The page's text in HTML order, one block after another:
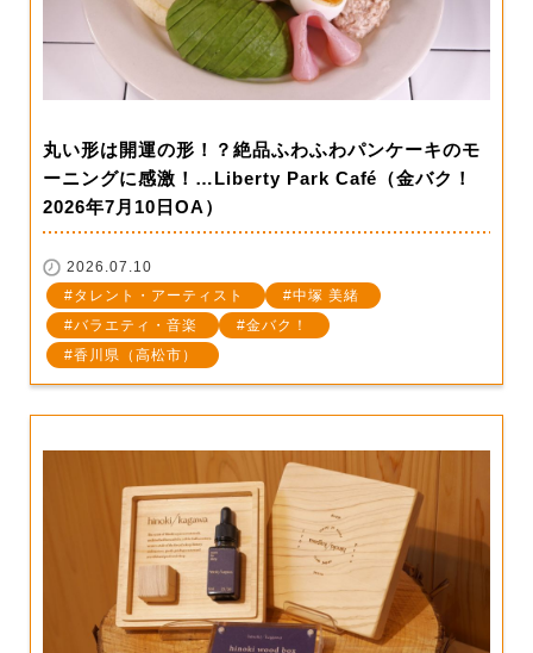
丸い形は開運の形！？絶品ふわふわパンケーキのモ
ーニングに感激！…Liberty Park Café（金バク！
2026年7月10日OA）
2026.07.10
タレント・アーティスト
中塚 美緒
バラエティ・音楽
金バク！
香川県（高松市）